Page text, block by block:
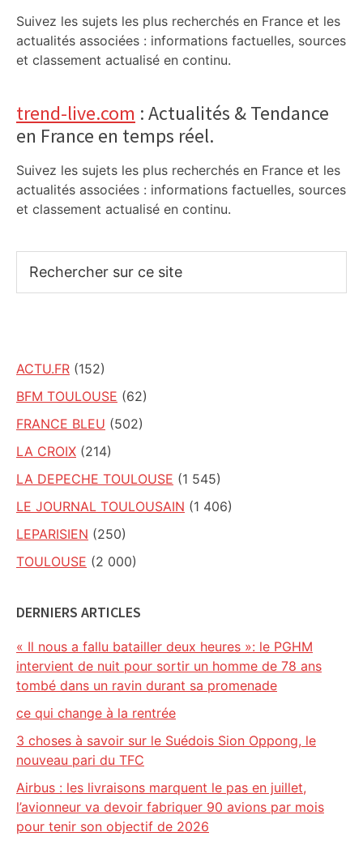
Suivez les sujets les plus recherchés en France et les
actualités associées : informations factuelles, sources
et classement actualisé en continu.
trend-live.com : Actualités & Tendance
en France en temps réel.
Suivez les sujets les plus recherchés en France et les
actualités associées : informations factuelles, sources
et classement actualisé en continu.
sur
ACTU.FR (152)
BFM TOULOUSE (62)
FRANCE BLEU (502)
LA CROIX (214)
LA DEPECHE TOULOUSE (1 545)
LE JOURNAL TOULOUSAIN (1 406)
LEPARISIEN (250)
TOULOUSE (2 000)
DERNIERS ARTICLES
« Il nous a fallu batailler deux heures »: le PGHM
intervient de nuit pour sortir un homme de 78 ans
tombé dans un ravin durant sa promenade
ce qui change à la rentrée
3 choses à savoir sur le Suédois Sion Oppong, le
nouveau pari du TFC
Airbus : les livraisons marquent le pas en juillet,
l’avionneur va devoir fabriquer 90 avions par mois
pour tenir son objectif de 2026